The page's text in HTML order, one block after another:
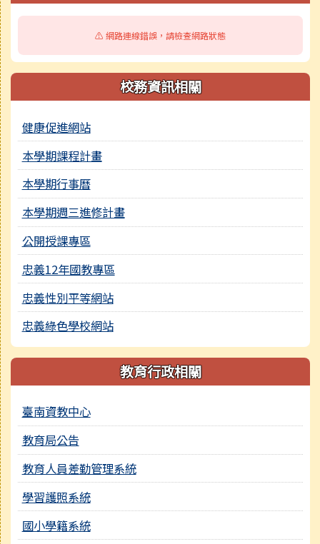
⚠️ 網路連線錯誤，請檢查網路狀態
校務資訊相關
健康促進網站
本學期課程計畫
本學期行事曆
本學期週三進修計畫
公開授課專區
忠義12年國教專區
忠義性別平等網站
忠義綠色學校網站
教育行政相關
臺南資教中心
教育局公告
教育人員差勤管理系統
學習護照系統
國小學籍系統